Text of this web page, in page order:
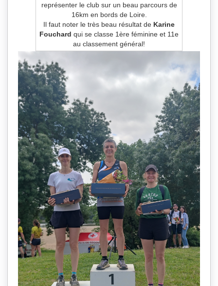
représenter le club sur un beau parcours de
16km en bords de Loire.
Il faut noter le très beau résultat de Karine
Fouchard qui se classe 1ère féminine et 11e
au classement général!